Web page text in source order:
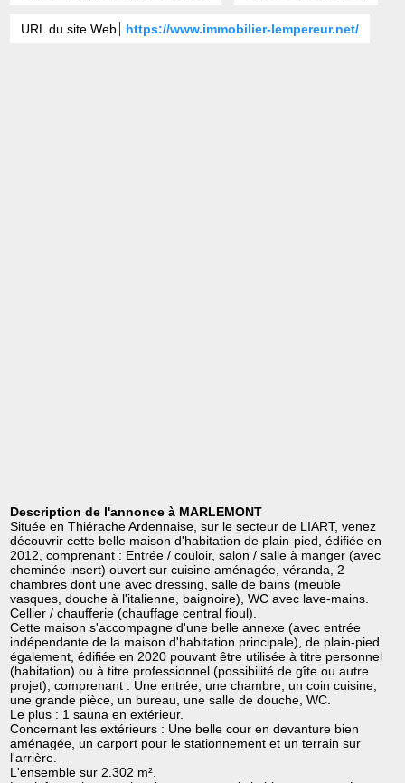
URL du site Web https://www.immobilier-lempereur.net/
Description de l'annonce à MARLEMONT
Située en Thiérache Ardennaise, sur le secteur de LIART, venez
découvrir cette belle maison d'habitation de plain-pied, édifiée en
2012, comprenant : Entrée / couloir, salon / salle à manger (avec
cheminée insert) ouvert sur cuisine aménagée, véranda, 2
chambres dont une avec dressing, salle de bains (meuble
vasques, douche à l'italienne, baignoire), WC avec lave-mains.
Cellier / chaufferie (chauffage central fioul).
Cette maison s'accompagne d'une belle annexe (avec entrée
indépendante de la maison d'habitation principale), de plain-pied
également, édifiée en 2020 pouvant être utilisée à titre personnel
(habitation) ou à titre professionnel (possibilité de gîte ou autre
projet), comprenant : Une entrée, une chambre, un coin cuisine,
une grande pièce, un bureau, une salle de douche, WC.
Le plus : 1 sauna en extérieur.
Concernant les extérieurs : Une belle cour en devanture bien
aménagée, un carport pour le stationnement et un terrain sur
l'arrière.
L'ensemble sur 2.302 m².